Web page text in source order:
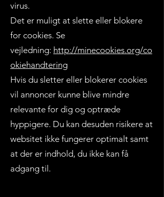
virus.
Det er muligt at slette eller blokere
for cookies. Se
vejledning: http://minecookies.org/co
okiehandtering
Hvis du sletter eller blokerer cookies
vil annoncer kunne blive mindre
relevante for dig og optræde
hyppigere. Du kan desuden risikere at
websitet ikke fungerer optimalt samt
at der er indhold, du ikke kan få
adgang til.